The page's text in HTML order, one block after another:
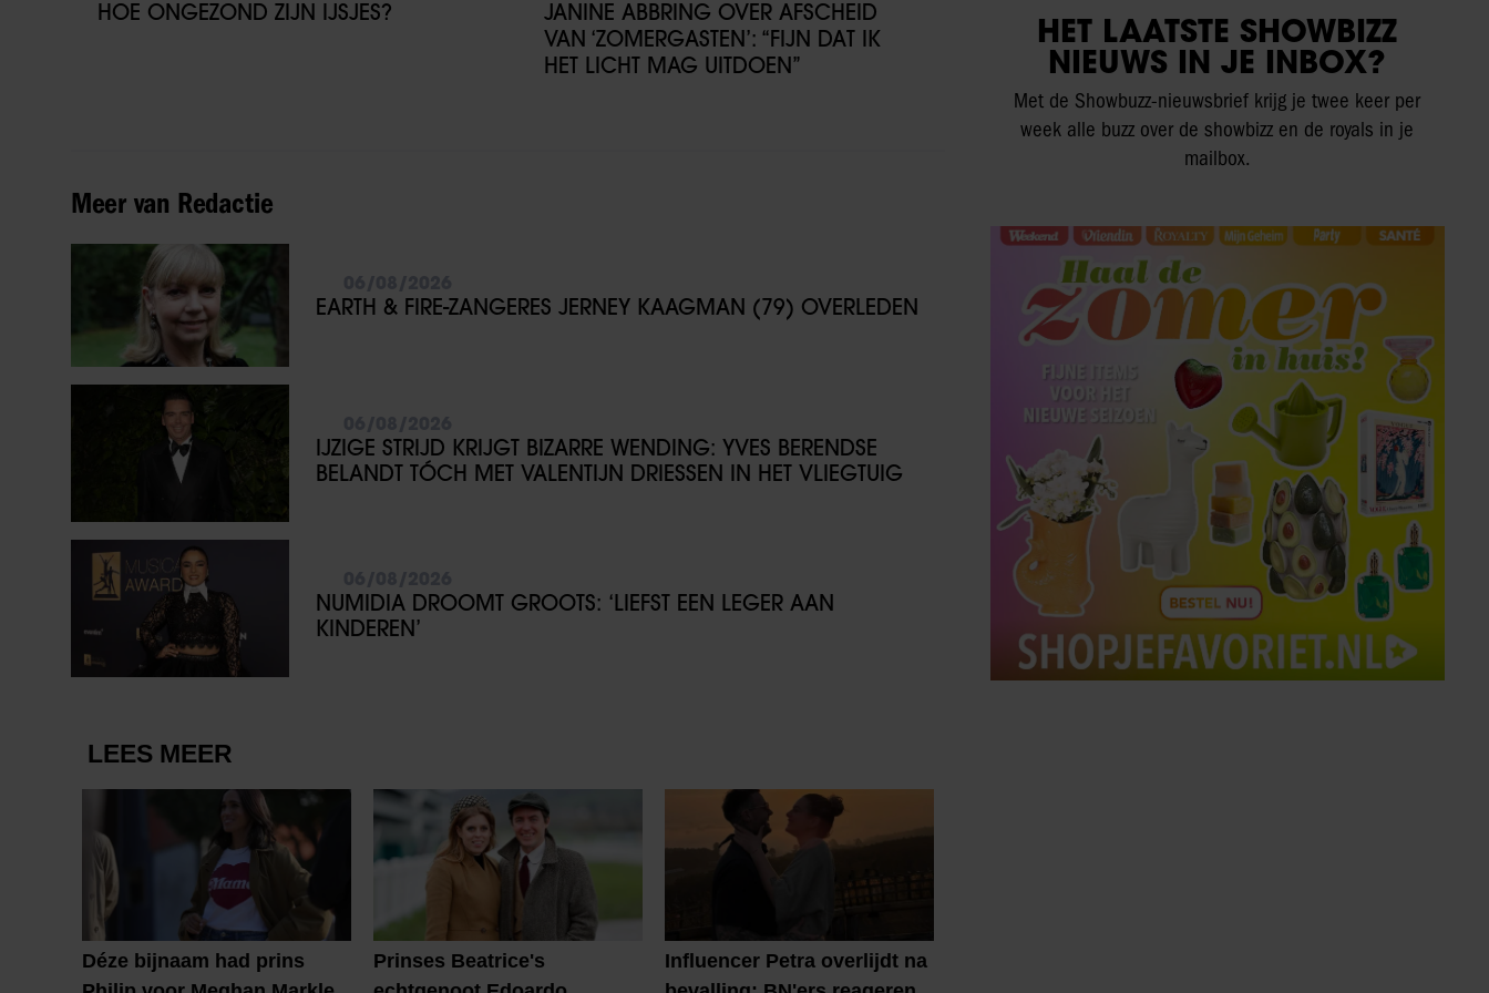
HOE ONGEZOND ZIJN IJSJES?
JANINE ABBRING OVER AFSCHEID
VAN ‘ZOMERGASTEN’: “FIJN DAT IK
HET LICHT MAG UITDOEN”
Meer van Redactie
EARTH & FIRE-ZANGERES JERNEY KAAGMAN (79) OVERLEDEN
IJZIGE STRIJD KRIJGT BIZARRE WENDING: YVES BERENDSE
BELANDT TÓCH MET VALENTIJN DRIESSEN IN HET VLIEGTUIG
NUMIDIA DROOMT GROOTS: ‘LIEFST EEN LEGER AAN
KINDEREN’
HET LAATSTE SHOWBIZZ
NIEUWS IN JE INBOX?
Met de Showbuzz-nieuwsbrief krijg je twee keer per
week alle buzz over de showbizz en de royals in je
mailbox.